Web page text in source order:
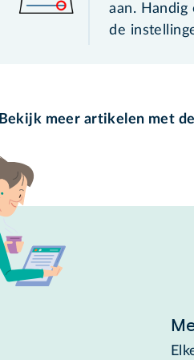
aan. Handig
de
Bekijk meer artikelen met